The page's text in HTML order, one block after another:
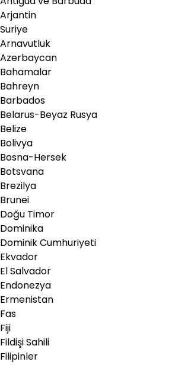
Arjantin
Suriye
Arnavutluk
Azerbaycan
Bahamalar
Bahreyn
Barbados
Belarus-Beyaz Rusya
Belize
Bolivya
Bosna-Hersek
Botsvana
Brezilya
Brunei
Doğu Timor
Dominika
Dominik Cumhuriyeti
Ekvador
El Salvador
Endonezya
Ermenistan
Fas
Fiji
Fildişi Sahili
Filipinler